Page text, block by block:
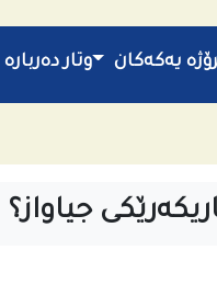
یەکەکان وتار دەربارە
جیاواز؟